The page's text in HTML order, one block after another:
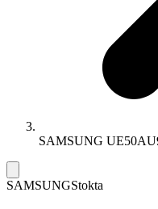
SAMSUNG
SAMSUNGStokta